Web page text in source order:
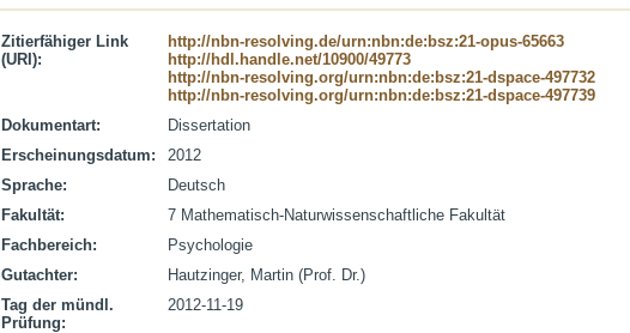
Zitierfähiger Link
(URI):
http://nbn-resolving.de/urn:nbn:de:bsz:21-opus-65663
http://hdl.handle.net/10900/49773
http://nbn-resolving.org/urn:nbn:de:bsz:21-dspace-497732
http://nbn-resolving.org/urn:nbn:de:bsz:21-dspace-497739
Dokumentart:
Dissertation
Erscheinungsdatum:
2012
Sprache:
Deutsch
Fakultät:
7 Mathematisch-Naturwissenschaftliche Fakultät
Fachbereich:
Psychologie
Gutachter:
Hautzinger, Martin (Prof. Dr.)
Tag der mündl.
Prüfung:
2012-11-19